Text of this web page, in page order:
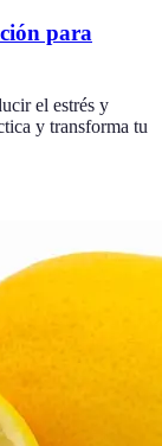
para
el estrés y
y transforma tu